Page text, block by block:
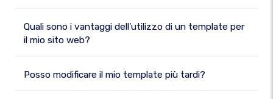
Quali sono i vantaggi dell'utilizzo di un template per
il mio sito web?
Posso modificare il mio template più tardi?